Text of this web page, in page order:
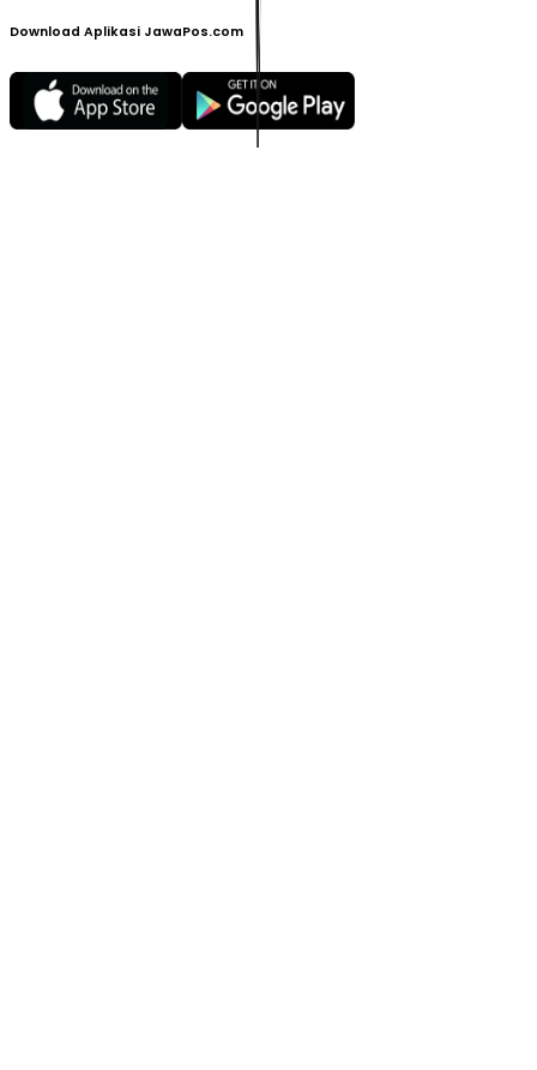
Download Aplikasi JawaPos.com